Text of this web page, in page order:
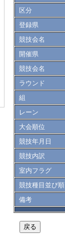
区分
登録県
競技会名
開催県
競技会名
ラウンド
組
レーン
大会順位
競技年月日
競技内訳
室内フラグ
競技種目並び順
備考